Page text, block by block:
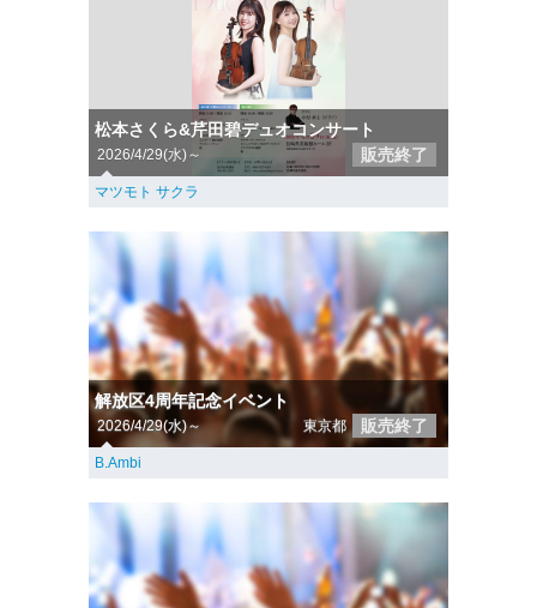
松本さくら&芹田碧デュオコンサート
2026/4/29(水)～ 販売終了
マツモト サクラ
解放区4周年記念イベント
2026/4/29(水)～ 東京都 販売終了
B.Ambi